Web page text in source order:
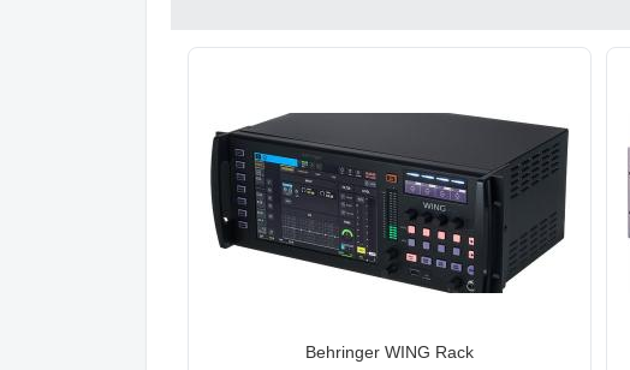
Behringer WING Rack